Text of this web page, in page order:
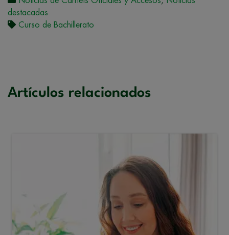
destacadas
Curso de Bachillerato
Artículos relacionados